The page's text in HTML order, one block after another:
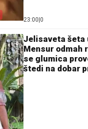
23:00|0
Jelisaveta šeta
Mensur odmah
se glumica
štedi na dobar